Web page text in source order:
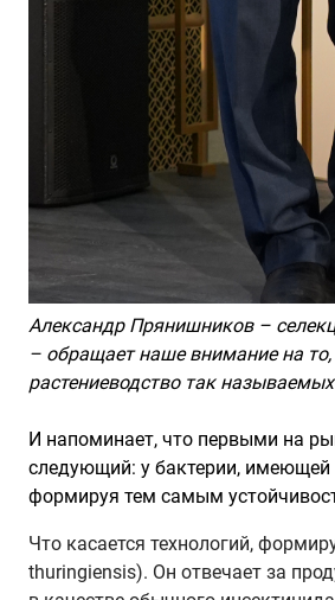
Александр Прянишников–
– обращает наше внимание на
растениеводство так
И напоминает, что первыми на
следующий: у бактерии, имеющей
формируя тем самым
Что касается технологий,
thuringiensis). Он отвечает за